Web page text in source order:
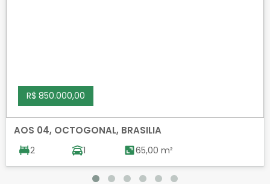
R$ 850.000,00
AOS 04, OCTOGONAL, BRASILIA
2 1 65,00 m²